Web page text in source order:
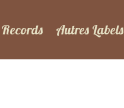
Autres Labels